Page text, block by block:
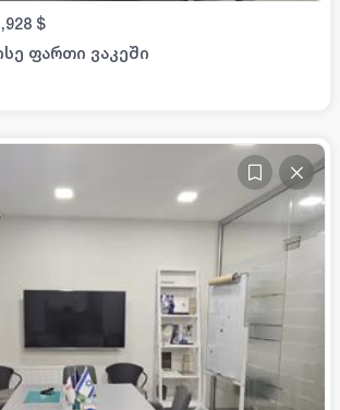
$
ფართი ვაკეში